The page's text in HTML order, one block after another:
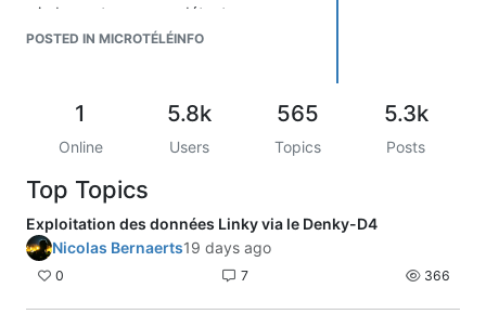
windows et aucun ne détecte mon
compteur (ex iTow qui fonctionnait lors
cela, je n'arrive pas à trouver la
signification de ce clignotement rouge?
En vous remerciant d'avance.
POSTED IN MICROTÉLÉINFO
1
Online
5.8k
Users
565
Topics
5.3k
Posts
Top Topics
Exploitation des données Linky via le Denky-D4
Nicolas Bernaerts19 days ago
0 7 366